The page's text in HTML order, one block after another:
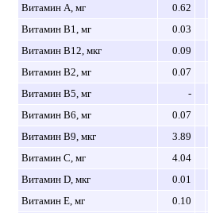
Витамин A, мг
0.62
Витамин B1, мг
0.03
Витамин B12, мкг
0.09
Витамин B2, мг
0.07
Витамин B5, мг
-
Витамин B6, мг
0.07
Витамин B9, мкг
3.89
Витамин C, мг
4.04
Витамин D, мкг
0.01
Витамин E, мг
0.10